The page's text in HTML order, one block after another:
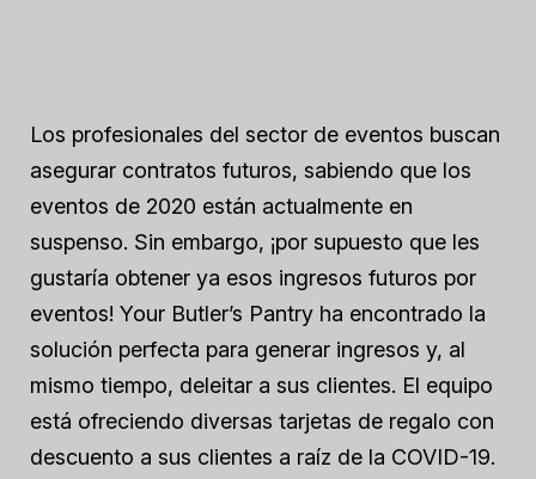
Los profesionales del sector de eventos buscan
asegurar contratos futuros, sabiendo que los
eventos de 2020 están actualmente en
suspenso. Sin embargo, ¡por supuesto que les
gustaría obtener ya esos ingresos futuros por
eventos! Your Butler’s Pantry ha encontrado la
solución perfecta para generar ingresos y, al
mismo tiempo, deleitar a sus clientes. El equipo
está ofreciendo diversas tarjetas de regalo con
descuento a sus clientes a raíz de la COVID-19.